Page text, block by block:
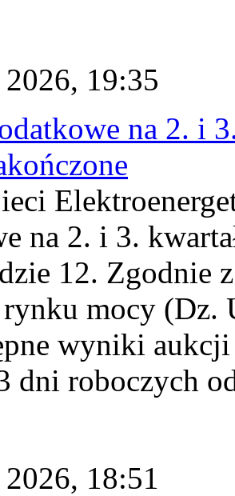
19:35
na 2. i
na 2. i 3.
12. Zgodnie
mocy (Dz.
wyniki
dni roboczych
18:51